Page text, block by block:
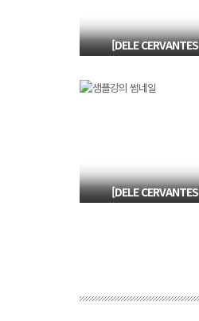
[DELE
[DELE